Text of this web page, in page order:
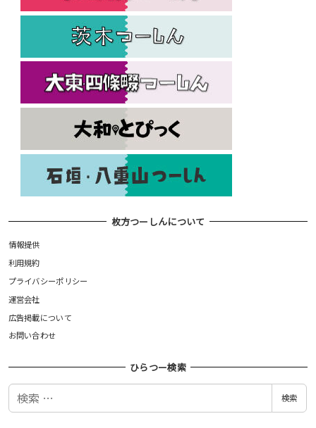
枚方つーしんについて
情報提供
利用規約
プライバシーポリシー
運営会社
広告掲載について
お問い合わせ
ひらつー検索
検
検索